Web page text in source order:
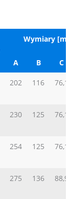
Wymiary
A B C
202 116 76,1
230 125 76,1
254 125 76,1
275 136 88,9